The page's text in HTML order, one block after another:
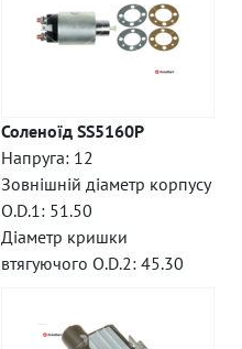
Соленоїд SS5160P
Напруга: 12
Зовнішній діаметр корпусу
O.D.1: 51.50
Діаметр кришки
втягуючого O.D.2: 45.30